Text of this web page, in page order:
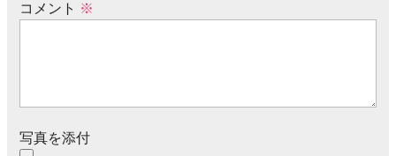
コメント ※
写真を添付